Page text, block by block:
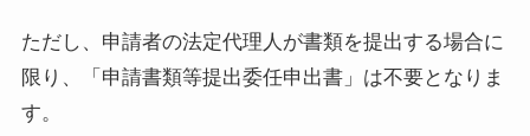
ただし、申請者の法定代理人が書類を提出する場合に
限り、「申請書類等提出委任申出書」は不要となりま
す。